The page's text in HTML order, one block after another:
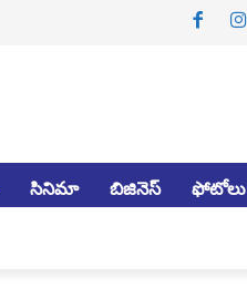
సినిమా బిజినెస్ ఫోటోలు